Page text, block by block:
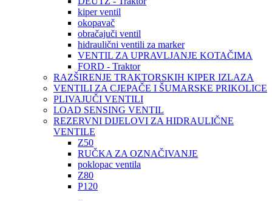
kiper ventil
okopavač
obračajuči ventil
hidraulični ventili za marker
VENTIL ZA UPRAVLJANJE KOTAČIMA
FORD - Traktor
RAZŠIRENJE TRAKTORSKIH KIPER IZLAZA
VENTILI ZA CJEPAČE I ŠUMARSKE PRIKOLICE
PLIVAJUČI VENTILI
LOAD SENSING VENTIL
REZERVNI DIJELOVI ZA HIDRAULIČNE
VENTILE
Z50
RUČKA ZA OZNAČIVANJE
poklopac ventila
Z80
P120